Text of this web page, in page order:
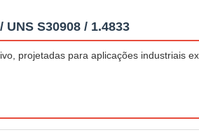
S30908 / 1.4833
projetadas para aplicações industriais